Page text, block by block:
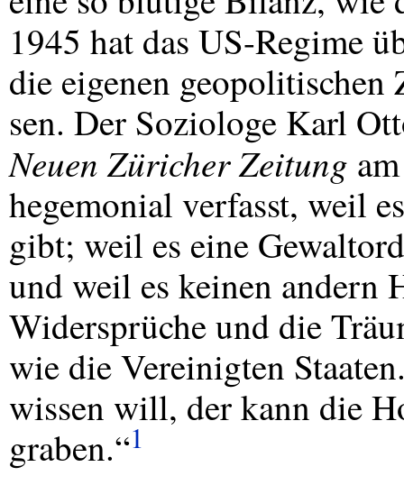
1945 hat das US-Regime
die eigenen geopolitischen
sen. Der Soziologe Karl
Neuen Züricher Zeitung
hegemonial verfasst, weil
gibt; weil es eine
und weil es keinen andern
Widersprüche und die
wie die Vereinigten
wissen will, der kann die
graben.“1